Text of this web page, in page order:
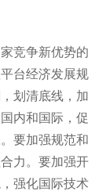
竞争新优势的
台经济发展规
划清底线，加
内和国际，促
要加强规范和
力。要加强开
强化国际技术